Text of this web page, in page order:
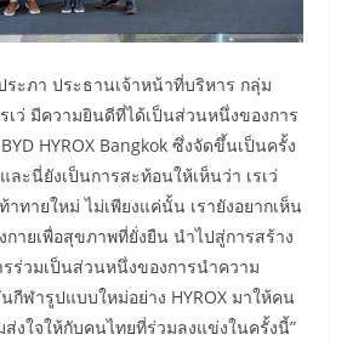
ะภา ประธานเจ้าหน้าที่บริหาร กลุ่ม
รเว่ มีความยินดีที่ได้เป็นส่วนหนึ่งของการ
HYROX Bangkok ซึ่งจัดขึ้นเป็นครั้ง
ละนี่ยังเป็นการสะท้อนให้เห็นว่า เรเว่
ทายใหม่ ไม่เพียงแค่นั้น เรายังอยากเห็น
ายเพื่อสุขภาพที่ยั่งยืน นำไปสู่การสร้าง
ร่วมเป็นส่วนหนึ่งของการนำความ
กีฬารูปแบบใหม่อย่าง HYROX มาให้คน
งใจให้กับคนไทยที่ร่วมลงแข่งในครั้งนี้”